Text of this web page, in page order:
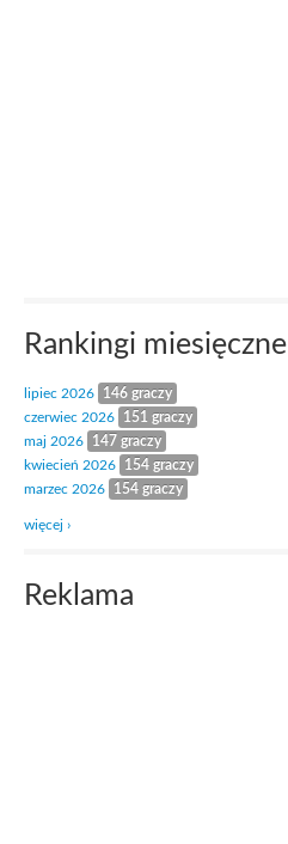
Rankingi miesięczne
lipiec 2026
146 graczy
czerwiec 2026
151 graczy
maj 2026
147 graczy
kwiecień 2026
154 graczy
marzec 2026
154 graczy
więcej ›
Reklama